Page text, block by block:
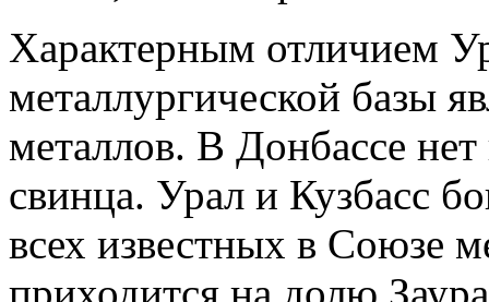
Характерным отличием
металлургической базы
металлов. В Донбассе
свинца. Урал и Кузбасс
всех известных в Союзе
приходится на долю